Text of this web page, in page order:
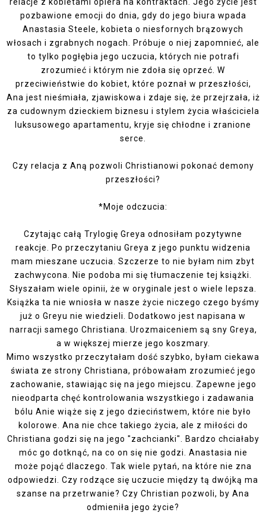
pozbawione emocji do dnia, gdy do jego biura wpada
Anastasia Steele, kobieta o niesfornych brązowych
włosach i zgrabnych nogach. Próbuje o niej zapomnieć, ale
to tylko pogłębia jego uczucia, których nie potrafi
zrozumieć i którym nie zdoła się oprzeć. W
przeciwieństwie do kobiet, które poznał w przeszłości,
Ana jest nieśmiała, zjawiskowa i zdaje się, że przejrzała, iż
za cudownym dzieckiem biznesu i stylem życia właściciela
luksusowego apartamentu, kryje się chłodne i zranione
serce.
Czy relacja z Aną pozwoli Christianowi pokonać demony
przeszłości?
*Moje odczucia:
Czytając całą Trylogię Greya odnosiłam pozytywne
reakcje. Po przeczytaniu Greya z jego punktu widzenia
mam mieszane uczucia. Szczerze to nie byłam nim zbyt
zachwycona. Nie podoba mi się tłumaczenie tej książki.
Słyszałam wiele opinii, że w oryginale jest o wiele lepsza.
Książka ta nie wniosła w nasze życie niczego czego byśmy
już o Greyu nie wiedzieli. Dodatkowo jest napisana w
narracji samego Christiana. Urozmaiceniem są sny Greya,
a w większej mierze jego koszmary.
Mimo wszystko przeczytałam dość szybko, byłam ciekawa
świata ze strony Christiana, próbowałam zrozumieć jego
zachowanie, stawiając się na jego miejscu. Zapewne jego
nieodparta chęć kontrolowania wszystkiego i zadawania
bólu Anie wiąże się z jego dzieciństwem, które nie było
kolorowe. Ana nie chce takiego życia, ale z miłości do
Christiana godzi się na jego "zachcianki". Bardzo chciałaby
móc go dotknąć, na co on się nie godzi. Anastasia nie
może pojąć dlaczego. Tak wiele pytań, na które nie zna
odpowiedzi. Czy rodzące się uczucie między tą dwójką ma
szanse na przetrwanie? Czy Christian pozwoli, by Ana
odmieniła jego życie?